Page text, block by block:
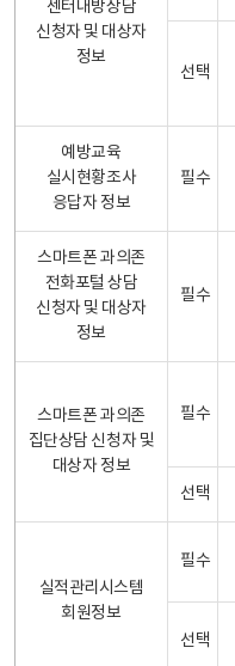
센터내방상담
신청자 및 대상자
정보
선택
예방교육
실시현황조사
응답자 정보
필수
스마트폰 과의존
전화포털 상담
신청자 및 대상자
정보
필수
스마트폰 과의존
집단상담 신청자 및
대상자 정보
필수
선택
실적관리시스템
회원정보
필수
선택